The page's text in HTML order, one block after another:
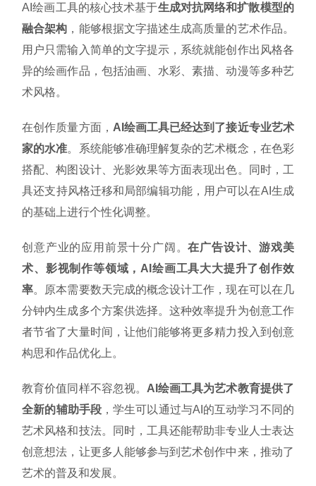
AI绘画工具的核心技术基于生成对抗网络和扩散模型的
融合架构 ，能够根据文字描述生成高质量的艺术作品。
用户只需输入简单的文字提示，系统就能创作出风格各
异的绘画作品，包括油画、水彩、素描、动漫等多种艺
术风格。
在创作质量方面， AI绘画工具已经达到了接近专业艺术
家的水准。系统能够准确理解复杂的艺术概念，在色彩
搭配、构图设计、光影效果等方面表现出色。同时，工
具还支持风格迁移和局部编辑功能，用户可以在AI生成
的基础上进行个性化调整。
创意产业的应用前景十分广阔。在广告设计、游戏美
术、影视制作等领域，AI绘画工具大大提升了创作效
率。原本需要数天完成的概念设计工作，现在可以在几
分钟内生成多个方案供选择。这种效率提升为创意工作
者节省了大量时间，让他们能够将更多精力投入到创意
构思和作品优化上。
教育价值同样不容忽视。 AI绘画工具为艺术教育提供了
全新的辅助手段 ，学生可以通过与AI的互动学习不同的
艺术风格和技法。同时，工具还能帮助非专业人士表达
创意想法，让更多人能够参与到艺术创作中来，推动了
艺术的普及和发展。